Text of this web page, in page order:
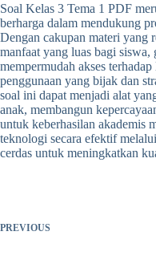
Soal Kelas 3 Tema 1 PDF
berharga dalam mendukung
Dengan cakupan materi yang
manfaat yang luas bagi siswa,
mempermudah akses
penggunaan yang bijak dan
soal ini dapat menjadi alat
anak, membangun
untuk keberhasilan akademis
teknologi secara efektif
cerdas untuk meningkatkan
PREVIOUS